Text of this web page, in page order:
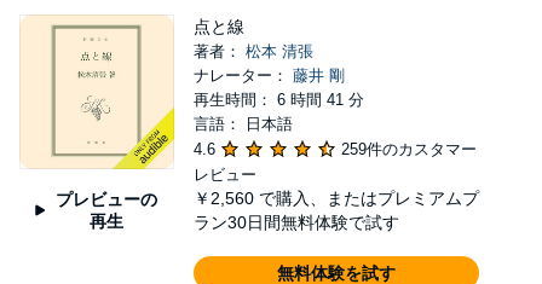
プレビューの
再生
点と線
著者： 松本 清張
ナレーター： 藤井 剛
再生時間： 6 時間 41 分
言語： 日本語
4.6
259件のカスタマー
レビュー
￥2,560 で購入、またはプレミアムプ
ラン30日間無料体験で試す
無料体験を試す